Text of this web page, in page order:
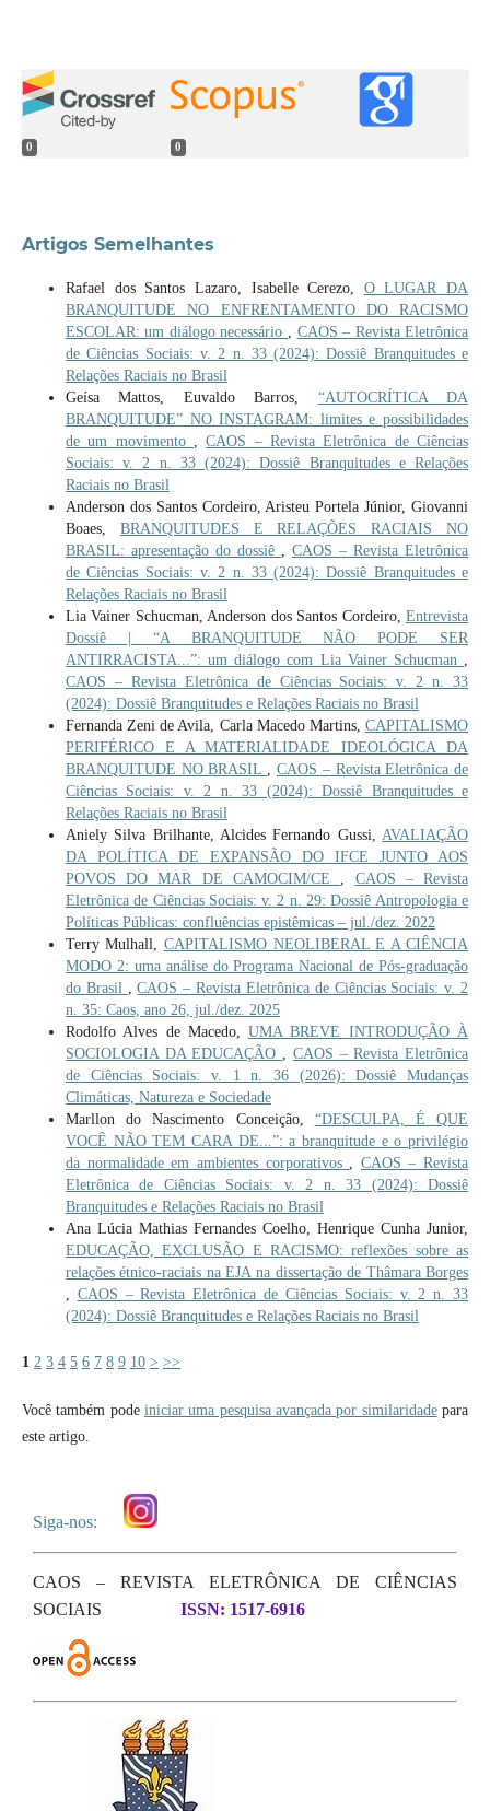
0 0
Artigos Semelhantes
Rafael dos Santos Lazaro, Isabelle Cerezo, O LUGAR DA
BRANQUITUDE NO ENFRENTAMENTO DO RACISMO
ESCOLAR: um diálogo necessário , CAOS – Revista Eletrônica
de Ciências Sociais: v. 2 n. 33 (2024): Dossiê Branquitudes e
Relações Raciais no Brasil
Geísa Mattos, Euvaldo Barros, “AUTOCRÍTICA DA
BRANQUITUDE” NO INSTAGRAM: limites e possibilidades
de um movimento ,CAOS – Revista Eletrônica de Ciências
Sociais: v. 2 n. 33 (2024): Dossiê Branquitudes e Relações
Raciais no Brasil
Anderson dos Santos Cordeiro, Aristeu Portela Júnior, Giovanni
Boaes, BRANQUITUDES E RELAÇÕES RACIAIS NO
BRASIL: apresentação do dossiê ,CAOS – Revista Eletrônica
de Ciências Sociais: v. 2 n. 33 (2024): Dossiê Branquitudes e
Relações Raciais no Brasil
Lia Vainer Schucman, Anderson dos Santos Cordeiro,Entrevista
Dossiê | “A BRANQUITUDE NÃO PODE SER
ANTIRRACISTA...”: um diálogo com Lia Vainer Schucman ,
CAOS – Revista Eletrônica de Ciências Sociais: v. 2 n. 33
(2024): Dossiê Branquitudes e Relações Raciais no Brasil
Fernanda Zeni de Avila, Carla Macedo Martins,CAPITALISMO
PERIFÉRICO E A MATERIALIDADE IDEOLÓGICA DA
BRANQUITUDE NO BRASIL ,CAOS – Revista Eletrônica de
Ciências Sociais: v. 2 n. 33 (2024): Dossiê Branquitudes e
Relações Raciais no Brasil
Aniely Silva Brilhante, Alcides Fernando Gussi,AVALIAÇÃO
DA POLÍTICA DE EXPANSÃO DO IFCE JUNTO AOS
POVOS DO MAR DE CAMOCIM/CE , CAOS – Revista
Eletrônica de Ciências Sociais: v. 2 n. 29: Dossiê Antropologia e
Políticas Públicas: confluências epistêmicas – jul./dez. 2022
Terry Mulhall, CAPITALISMO NEOLIBERAL E A CIÊNCIA
MODO 2: uma análise do Programa Nacional de Pós-graduação
do Brasil ,CAOS – Revista Eletrônica de Ciências Sociais: v. 2
n. 35: Caos, ano 26, jul./dez. 2025
Rodolfo Alves de Macedo,UMA BREVE INTRODUÇÃO À
SOCIOLOGIA DA EDUCAÇÃO , CAOS – Revista Eletrônica
de Ciências Sociais: v. 1 n. 36 (2026): Dossiê Mudanças
Climáticas, Natureza e Sociedade
Marllon do Nascimento Conceição, “DESCULPA, É QUE
VOCÊ NÃO TEM CARA DE...”: a branquitude e o privilégio
da normalidade em ambientes corporativos , CAOS – Revista
Eletrônica de Ciências Sociais: v. 2 n. 33 (2024): Dossiê
Branquitudes e Relações Raciais no Brasil
Ana Lúcia Mathias Fernandes Coelho, Henrique Cunha Junior,
EDUCAÇÃO, EXCLUSÃO E RACISMO: reflexões sobre as
relações étnico-raciais na EJA na dissertação de Thâmara Borges
, CAOS – Revista Eletrônica de Ciências Sociais: v. 2 n. 33
(2024): Dossiê Branquitudes e Relações Raciais no Brasil
1 2 3 4 5 6 7 8 9 10 > >>
Você também pode iniciar uma pesquisa avançada por similaridadepara
este artigo.
Siga-nos:
CAOS – REVISTA ELETRÔNICA DE CIÊNCIAS
SOCIAIS
ISSN: 1517-6916